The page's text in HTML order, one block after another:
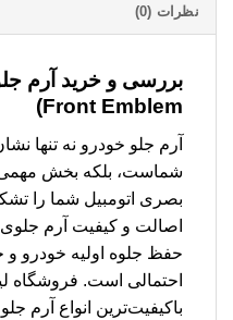
نظرات (0)
بررسی و خرید
Front Emblem)
آرم جلو خودرو نه تنها
شماست، بلکه بخش مهمی
بصری اتومبیل شما را
حفظ جلوه اولیه خودرو و
احتمالی است. فروشگاه